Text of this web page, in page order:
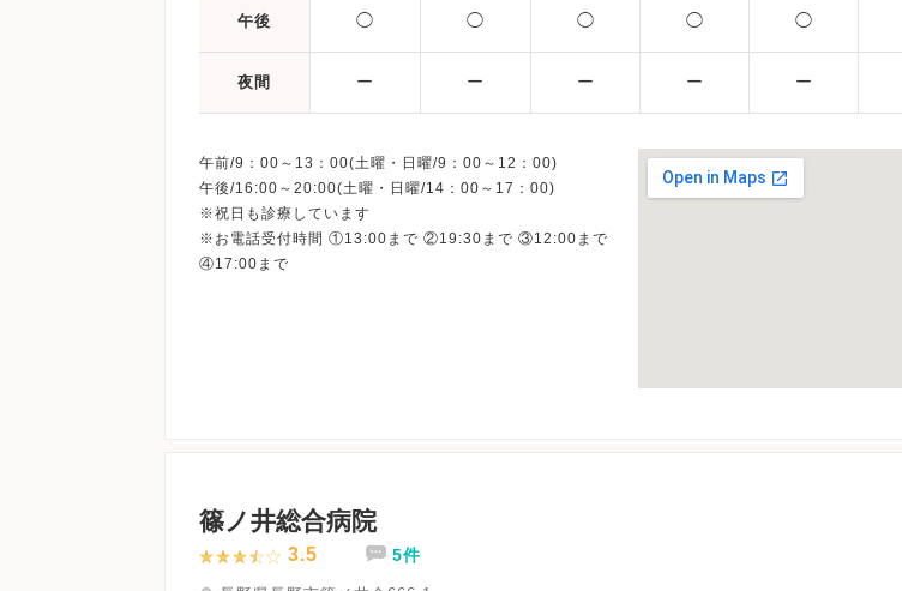
午後 ◯ ◯ ◯ ◯ ◯
夜間 ー ー ー ー ー
午前/9：00～13：00(土曜・日曜/9：00～12：00)
午後/16:00～20:00(土曜・日曜/14：00～17：00)
※祝日も診療しています
※お電話受付時間 ①13:00まで ②19:30まで ③12:00まで
篠ノ井総合病院
3.5 5件